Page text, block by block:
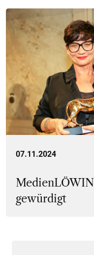
07.11.2024
gewürdigt